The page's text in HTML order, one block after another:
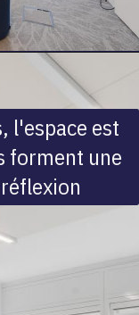
l'espace est
forment une